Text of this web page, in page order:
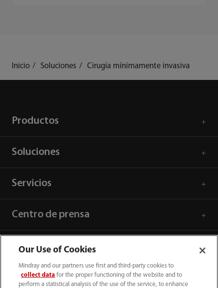
Inicio Soluciones Cirugía mínimamente invasiva
Productos
Soluciones
Servicios
Centro de prensa
Empleos
Acerca de Mindray
Our Use of Cookies
Mindray and our partners use first and third-party cookies to
collect data for the proper functioning of the website and to
perform a statistical analysis of the use of the service, to enhance